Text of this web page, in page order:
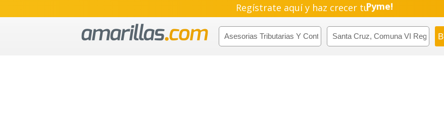
Regístrate aquí y haz crecer tuPyme!
Emprendimiento!